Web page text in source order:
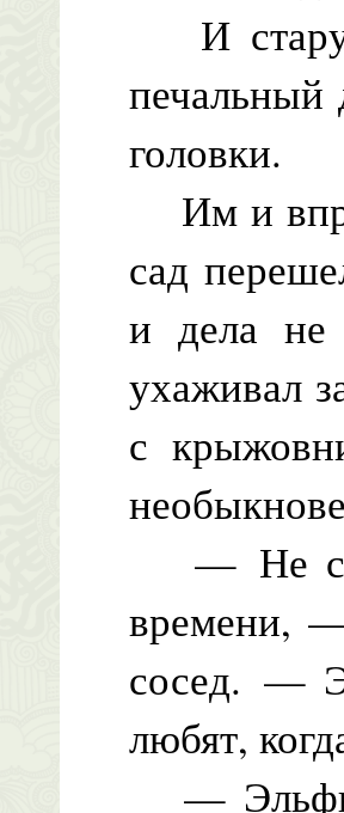
И
печальный
головки.
Им и
сад
и дела
ухаживал
с
— Не
времени, —
сосед. —
любят,
—